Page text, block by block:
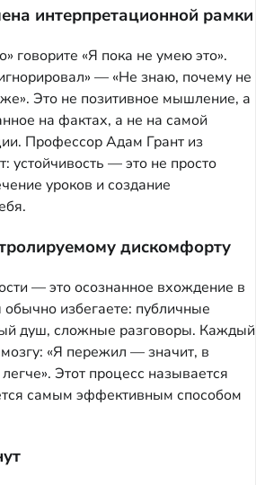
интерпретационной рамки
говорите «Я пока не умею это».
— «Не знаю, почему не
Это не позитивное мышление, а
на фактах, а не на самой
Профессор Адам Грант из
устойчивость — это не просто
уроков и создание
дискомфорту
— это осознанное вхождение в
избегаете: публичные
душ, сложные разговоры. Каждый
«Я пережил — значит, в
Этот процесс называется
самым эффективным способом